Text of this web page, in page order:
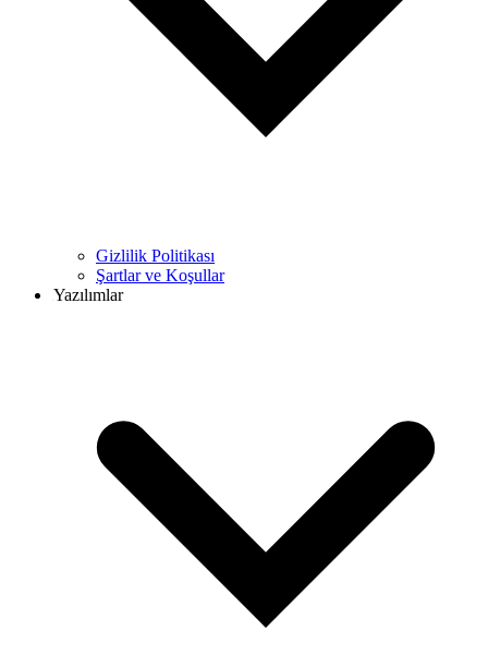
Gizlilik Politikası
Şartlar ve Koşullar
Yazılımlar